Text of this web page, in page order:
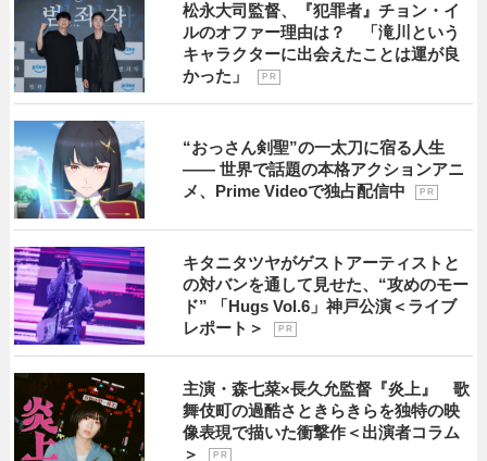
松永大司監督、『犯罪者』チョン・イ
ルのオファー理由は？ 「滝川という
キャラクターに出会えたことは運が良
かった」
P R
“おっさん剣聖”の一太刀に宿る人生
―― 世界で話題の本格アクションアニ
メ、Prime Videoで独占配信中
P R
キタニタツヤがゲストアーティストと
の対バンを通して見せた、“攻めのモー
ド” 「Hugs Vol.6」神戸公演＜ライブ
レポート＞
P R
主演・森七菜×長久允監督『炎上』 歌
舞伎町の過酷さときらきらを独特の映
像表現で描いた衝撃作＜出演者コラム
＞
P R